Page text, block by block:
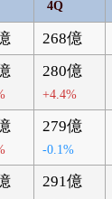
4Q
268億
280億
+4.4%
279億
-0.1%
291億